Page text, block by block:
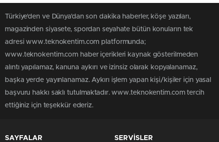
Türkiye'den ve Dünya’dan son dakika haberler, köşe yazıları,
magazinden siyasete, spordan seyahate bütün konuların tek
adresi www.teknokentim.com platformunda;
www.teknokentim.com haber içerikleri kaynak gösterilmeden
alıntı yapılamaz, kanuna aykırı ve izinsiz olarak kopyalanamaz,
başka yerde yayınlanamaz. Aykırı işlem yapan kişi/kişiler için yasal
başvuru hakkı saklı tutulmaktadır. www.teknokentim.com tercih
ettiğiniz için teşekkür ederiz.
SAYFALAR SERVİSLER